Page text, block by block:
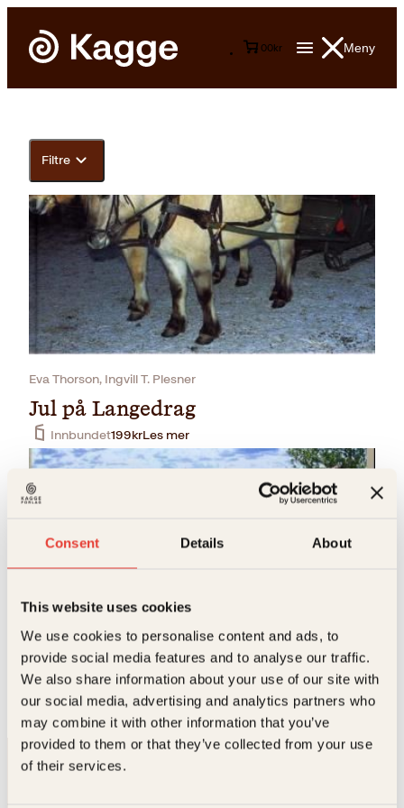
Consent Details About
This website uses cookies
We use cookies to personalise content and ads, to
provide social media features and to analyse our traffic.
We also share information about your use of our site with
our social media, advertising and analytics partners who
may combine it with other information that you’ve
provided to them or that they’ve collected from your use
of their services.
Meny
00kr
Filtre
Eva Thorson, Ingvill T. Plesner
Jul på Langedrag
Innbundet199krLes mer
Arne Nævra, Ingvill T. Plesner
Livet på Langedrag
Innbundet 199kr Les mer